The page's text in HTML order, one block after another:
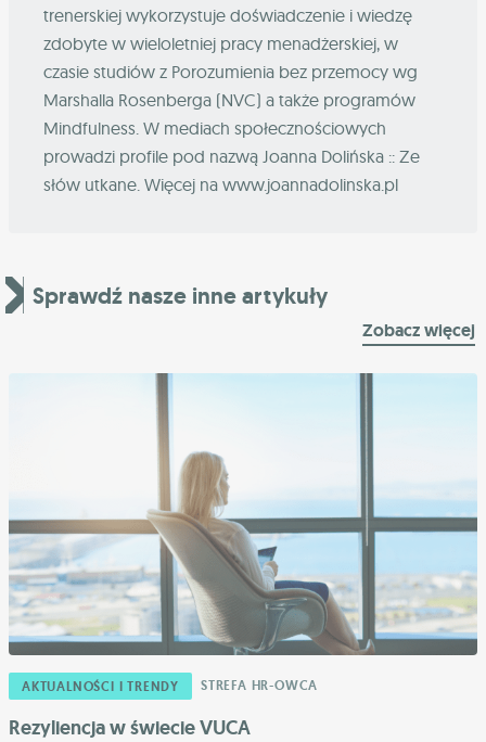
trenerskiej wykorzystuje doświadczenie i wiedzę
zdobyte w wieloletniej pracy menadżerskiej, w
czasie studiów z Porozumienia bez przemocy wg
Marshalla Rosenberga (NVC) a także programów
Mindfulness. W mediach społecznościowych
prowadzi profile pod nazwą Joanna Dolińska :: Ze
słów utkane. Więcej na www.joannadolinska.pl
Sprawdź nasze inne artykuły
Zobacz więcej
AKTUALNOŚCI I TRENDY STREFA HR-OWCA
Rezyliencja w świecie VUCA